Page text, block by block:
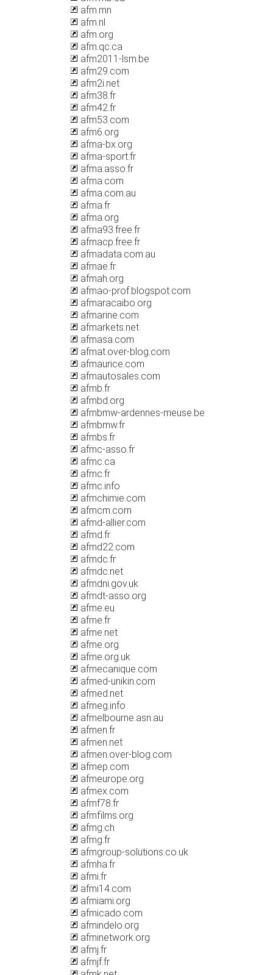
afm.mn
afm.nl
afm.org
afm.qc.ca
afm2011-lsm.be
afm29.com
afm2i.net
afm38.fr
afm42.fr
afm53.com
afm6.org
afma-bx.org
afma-sport.fr
afma.asso.fr
afma.com
afma.com.au
afma.fr
afma.org
afma93.free.fr
afmacp.free.fr
afmadata.com.au
afmae.fr
afmah.org
afmao-prof.blogspot.com
afmaracaibo.org
afmarine.com
afmarkets.net
afmasa.com
afmat.over-blog.com
afmaurice.com
afmautosales.com
afmb.fr
afmbd.org
afmbmw-ardennes-meuse.be
afmbmw.fr
afmbs.fr
afmc-asso.fr
afmc.ca
afmc.fr
afmc.info
afmchimie.com
afmcm.com
afmd-allier.com
afmd.fr
afmd22.com
afmdc.fr
afmdc.net
afmdni.gov.uk
afmdt-asso.org
afme.eu
afme.fr
afme.net
afme.org
afme.org.uk
afmecanique.com
afmed-unikin.com
afmed.net
afmeg.info
afmelbourne.asn.au
afmen.fr
afmen.net
afmen.over-blog.com
afmep.com
afmeurope.org
afmex.com
afmf78.fr
afmfilms.org
afmg.ch
afmg.fr
afmgroup-solutions.co.uk
afmha.fr
afmi.fr
afmi14.com
afmiami.org
afmicado.com
afmindelo.org
afminetwork.org
afmj.fr
afmjf.fr